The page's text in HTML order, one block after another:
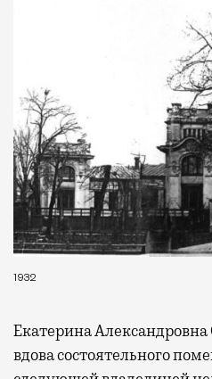
1932
Екатерина
вдова состоятельного